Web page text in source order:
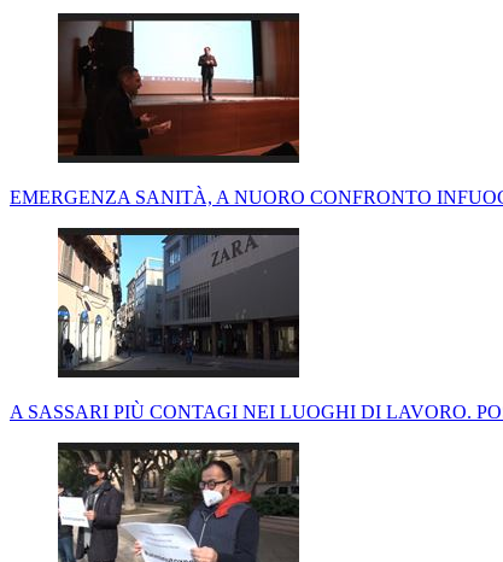
EMERGENZA SANITÀ, A NUORO CONFRONTO
A SASSARI PIÙ CONTAGI NEI LUOGHI DI LAVORO.